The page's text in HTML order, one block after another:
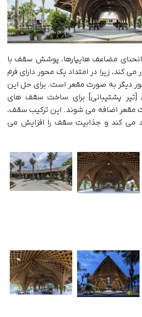
مضاعف هایپارها، پوشش سقف با
کند، زیرا در امتداد یک محور دارای فرم
دیگر به صورت مقعر است. برای حل این
[تیر پشتیبانی] برای ساخت سقف های
مقعر اضافه می شوند. این ترکیب سقف،
می کند و جذابیت سقف را افزایش می